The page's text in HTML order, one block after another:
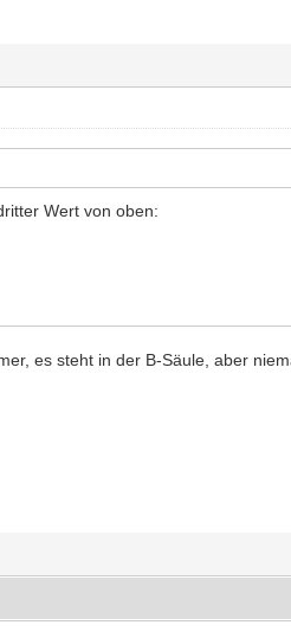
Wert von oben:
es steht in der B-Säule, aber